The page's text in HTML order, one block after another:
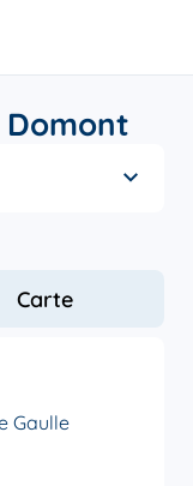
Domont
Carte
Gaulle